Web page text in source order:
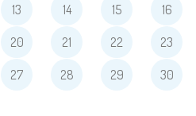
13 14 15 16
20 21 22 23
27 28 29 30